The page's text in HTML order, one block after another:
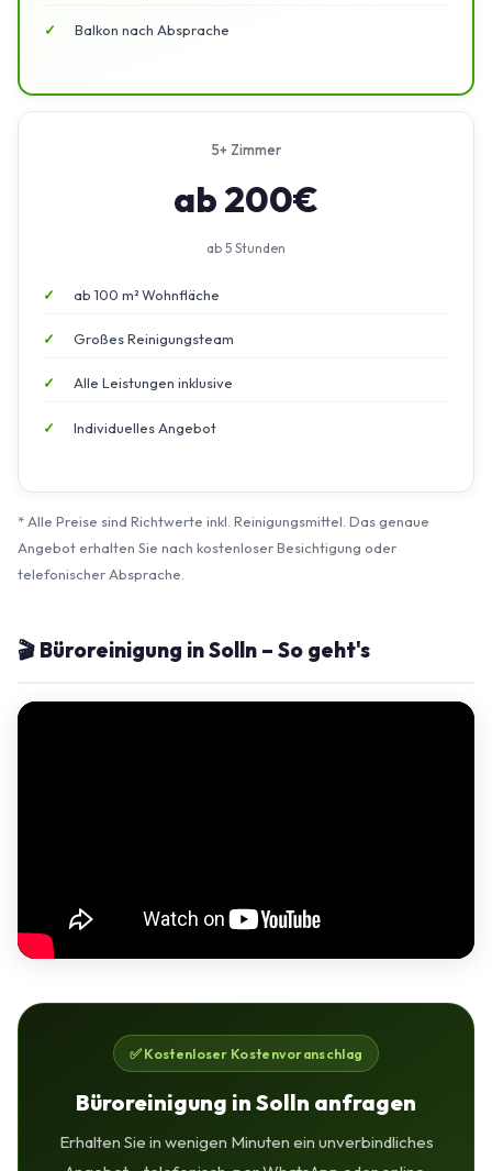
Balkon nach Absprache
5+ Zimmer
ab 200€
ab 5 Stunden
ab 100 m² Wohnfläche
Großes Reinigungsteam
Alle Leistungen inklusive
Individuelles Angebot
* Alle Preise sind Richtwerte inkl. Reinigungsmittel. Das genaue
Angebot erhalten Sie nach kostenloser Besichtigung oder
telefonischer Absprache.
🎬 Büroreinigung in Solln – So geht's
✅ Kostenloser Kostenvoranschlag
Büroreinigung in Solln anfragen
Erhalten Sie in wenigen Minuten ein unverbindliches